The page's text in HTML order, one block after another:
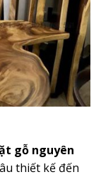
gỗ nguyên
thiết kế đến